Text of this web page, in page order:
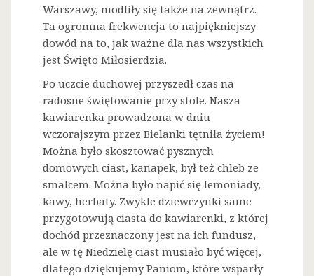
Warszawy, modliły się także na zewnątrz.
Ta ogromna frekwencja to najpiękniejszy
dowód na to, jak ważne dla nas wszystkich
jest Święto Miłosierdzia.
Po uczcie duchowej przyszedł czas na
radosne świętowanie przy stole. Nasza
kawiarenka prowadzona w dniu
wczorajszym przez Bielanki tętniła życiem!
Można było skosztować pysznych
domowych ciast, kanapek, był też chleb ze
smalcem. Można było napić się lemoniady,
kawy, herbaty. Zwykle dziewczynki same
przygotowują ciasta do kawiarenki, z której
dochód przeznaczony jest na ich fundusz,
ale w tę Niedzielę ciast musiało być więcej,
dlatego dziękujemy Paniom, które wsparły